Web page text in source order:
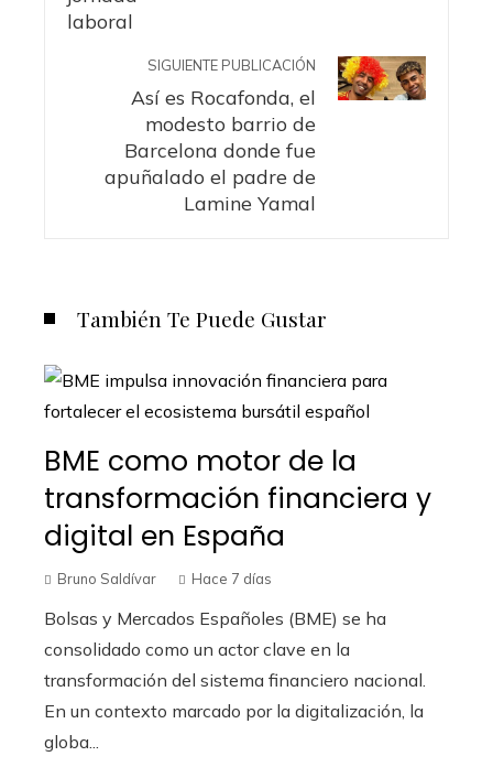
SIGUIENTE PUBLICACIÓN
Así es Rocafonda, el
modesto barrio de
Barcelona donde fue
apuñalado el padre de
Lamine Yamal
También Te Puede Gustar
BME como motor de la
transformación financiera y
digital en España
Bruno Saldívar Hace 7 días
Bolsas y Mercados Españoles (BME) se ha
consolidado como un actor clave en la
transformación del sistema financiero nacional.
En un contexto marcado por la digitalización, la
globa...